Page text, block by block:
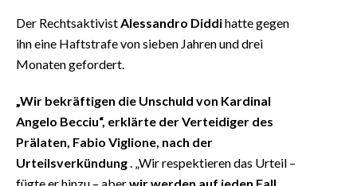
Der Rechtsaktivist Alessandro Diddihatte gegen
ihn eine Haftstrafe von sieben Jahren und drei
Monaten gefordert.
„Wir bekräftigen die Unschuld von Kardinal
Angelo Becciu“, erklärte der Verteidiger des
Prälaten, Fabio Viglione, nach der
Urteilsverkündung . „Wir respektieren das Urteil –